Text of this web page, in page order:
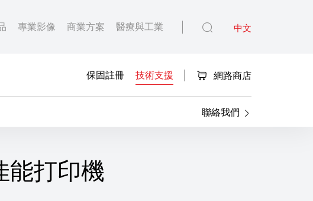
專業影像 商業方案 醫療與工業 中文
保固註冊 技術支援 網路商店
聯絡我們
能打印機